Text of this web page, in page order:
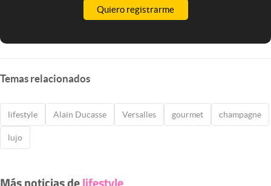
Quiero registrarme
Temas relacionados
lifestyle Alain Ducasse Versalles gourmet champagne
lujo